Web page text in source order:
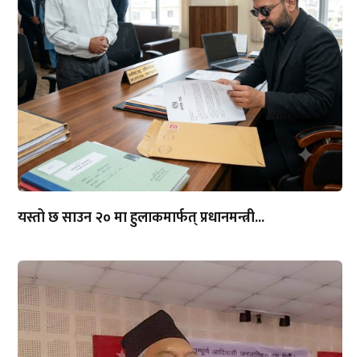
यस्तो छ साउन २० मा हुलाकमार्फत् प्रधानमन्त्री...